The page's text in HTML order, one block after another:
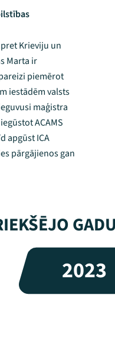
Krieviju un
Marta ir
piemērot
iestādēm valsts
maģistra
ACAMS
apgūst ICA
pārgājienos gan
2023